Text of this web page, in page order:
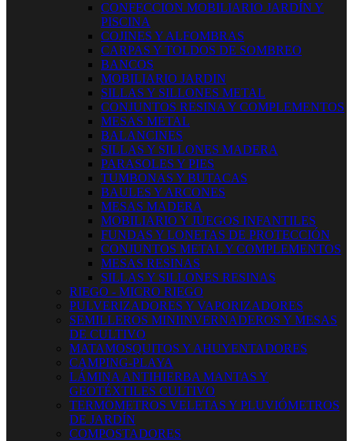
CONFECCION MOBILIARIO JARDÍN Y
PISCINA
COJINES Y ALFOMBRAS
CARPAS Y TOLDOS DE SOMBREO
BANCOS
MOBILIARIO JARDIN
SILLAS Y SILLONES METAL
CONJUNTOS RESINA Y COMPLEMENTOS
MESAS METAL
BALANCINES
SILLAS Y SILLONES MADERA
PARASOLES Y PIES
TUMBONAS Y BUTACAS
BAULES Y ARCONES
MESAS MADERA
MOBILIARIO Y JUEGOS INFANTILES
FUNDAS Y LONETAS DE PROTECCIÓN
CONJUNTOS METAL Y COMPLEMENTOS
MESAS RESINAS
SILLAS Y SILLONES RESINAS
RIEGO - MICRO RIEGO
PULVERIZADORES Y VAPORIZADORES
SEMILLEROS MINIINVERNADEROS Y MESAS
DE CULTIVO
MATAMOSQUITOS Y AHUYENTADORES
CAMPING-PLAYA
LÁMINA ANTIHIERBA MANTAS Y
GEOTÉXTILES CULTIVO
TERMOMETROS VELETAS Y PLUVIÓMETROS
DE JARDÍN
COMPOSTADORES